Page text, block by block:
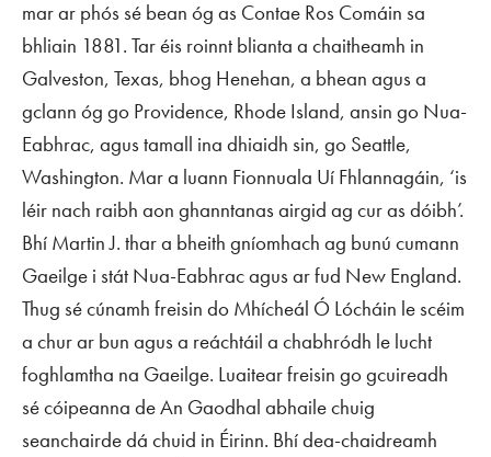
mar ar phós sé bean óg as Contae Ros Comáin sa
bhliain 1881. Tar éis roinnt blianta a chaitheamh in
Galveston, Texas, bhog Henehan, a bhean agus a
gclann óg go Providence, Rhode Island, ansin go Nua-
Eabhrac, agus tamall ina dhiaidh sin, go Seattle,
Washington. Mar a luann Fionnuala Uí Fhlannagáin, ‘is
léir nach raibh aon ghanntanas airgid ag cur as dóibh’.
Bhí Martin J. thar a bheith gníomhach ag bunú cumann
Gaeilge i stát Nua-Eabhrac agus ar fud New England.
Thug sé cúnamh freisin do Mhícheál Ó Lócháin le scéim
a chur ar bun agus a reáchtáil a chabhródh le lucht
foghlamtha na Gaeilge. Luaitear freisin go gcuireadh
sé cóipeanna deAn Gaodhal abhaile chuig
seanchairde dá chuid in Éirinn. Bhí dea-chaidreamh